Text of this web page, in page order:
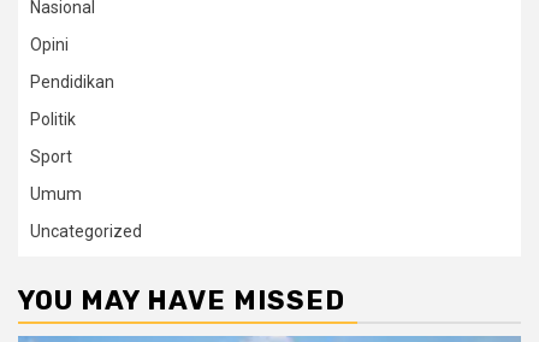
Nasional
Opini
Pendidikan
Politik
Sport
Umum
Uncategorized
YOU MAY HAVE MISSED